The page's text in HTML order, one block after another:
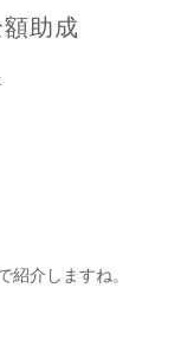
助成
紹介しますね。